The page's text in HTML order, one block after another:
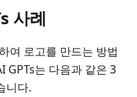
사례
여 로고를 만드는 방법
GPTs는 다음과 같은 3
니다.